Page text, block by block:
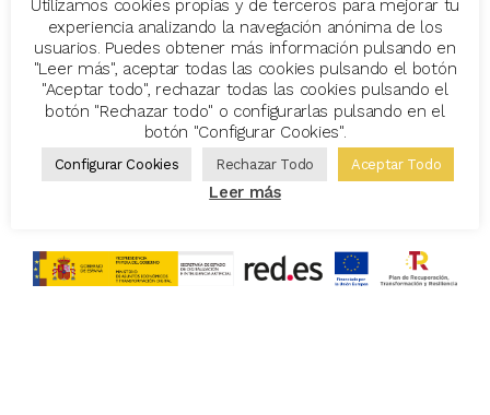
los mediadores de seguros en mejorar la gestión de clientes,
productos y estrategias de negocio.
Enlaces
Descarga el informe del Proyecto ABMS 3.0
Utilizamos cookies propias y de terceros para mejorar tu
experiencia analizando la navegación anónima de los
usuarios. Puedes obtener más información pulsando en
"Leer más", aceptar todas las cookies pulsando el botón
"Aceptar todo", rechazar todas las cookies pulsando el
botón "Rechazar todo" o configurarlas pulsando en el
botón "Configurar Cookies".
Configurar Cookies Rechazar Todo Aceptar Todo
Leer más